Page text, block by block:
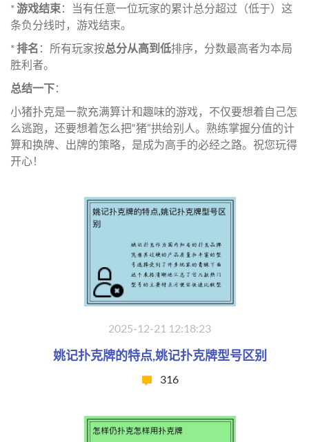
*游戏结束：当有任意一位玩家的累计总分超过（低于）这
条负分线时，游戏结束。
*排名 ：所有玩家按总分从高到低排序，分数最高者为本局
胜利者。
总结一下：
小猪扑克是一款充满算计和趣味的游戏，不仅要想着自己怎
么逃跑，还要想着怎么把“猪”拱给别人。熟练掌握分值的计
算和换牌、出牌的策略，是成为高手的必经之路。祝您玩得
开心！
2025-12-21 12:18:23
姚记扑克牌的特点,姚记扑克牌型号区别
316